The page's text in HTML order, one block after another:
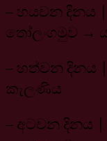
– හයවන දිනය |
තෝලංගමුව →
– හත්වන දිනය |
කැලණිය
– අටවන දිනය |